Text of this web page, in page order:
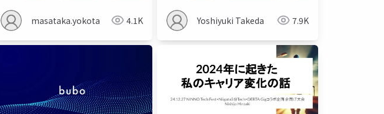
masataka.yokota 4.1K Yoshiyuki Takeda 7.9K